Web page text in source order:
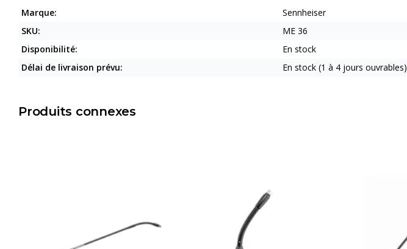
Marque:
Sennheiser
SKU:
ME 36
Disponibilité:
En stock
Délai de livraison prévu:
En stock (1 à 4 jours ouvrables)
Produits connexes